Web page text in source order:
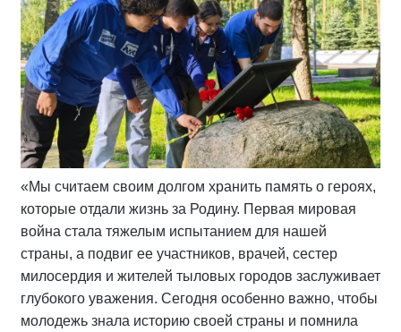
«Мы считаем своим долгом хранить память о героях,
которые отдали жизнь за Родину. Первая мировая
война стала тяжелым испытанием для нашей
страны, а подвиг ее участников, врачей, сестер
милосердия и жителей тыловых городов заслуживает
глубокого уважения. Сегодня особенно важно, чтобы
молодежь знала историю своей страны и помнила